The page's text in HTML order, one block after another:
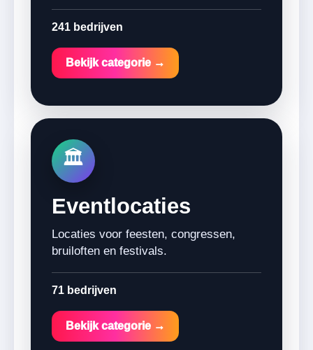
241 bedrijven
Bekijk categorie →
🏛️
Eventlocaties
Locaties voor feesten, congressen,
bruiloften en festivals.
71 bedrijven
Bekijk categorie →